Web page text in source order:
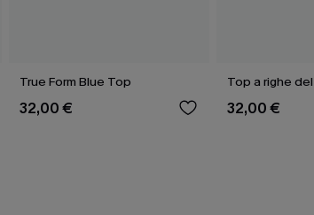
True Form Blue Top
32,00 €
Top a righe
32,00 €